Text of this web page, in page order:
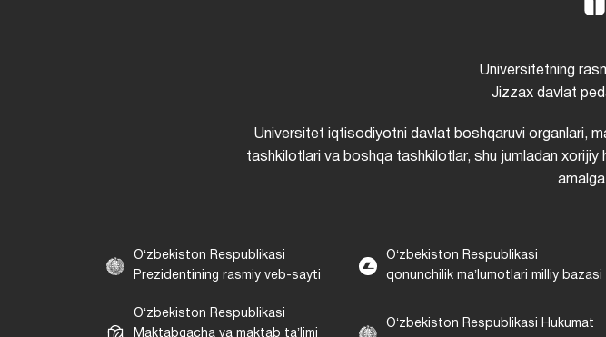
Universitetning
Jizzax davlat
Universitet iqtisodiyotni davlat boshqaruvi organlari,
tashkilotlari va boshqa tashkilotlar, shu jumladan xorijiy
Oʻzbekiston Respublikasi
Prezidentining rasmiy veb-sayti
Oʻzbekiston Respublikasi
qonunchilik maʼlumotlari milliy bazasi
Oʻzbekiston Respublikasi
Maktabgacha va maktab taʼlimi
Oʻzbekiston Respublikasi Hukumat